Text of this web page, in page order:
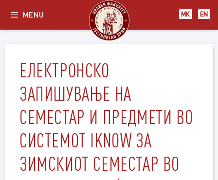
content
МК EN
MENU
ЕЛЕКТРОНСКО
ЗАПИШУВАЊЕ НА
СЕМЕСТАР И ПРЕДМЕТИ ВО
СИСТЕМОТ IKNOW ЗА
ЗИМСКИОТ СЕМЕСТАР ВО